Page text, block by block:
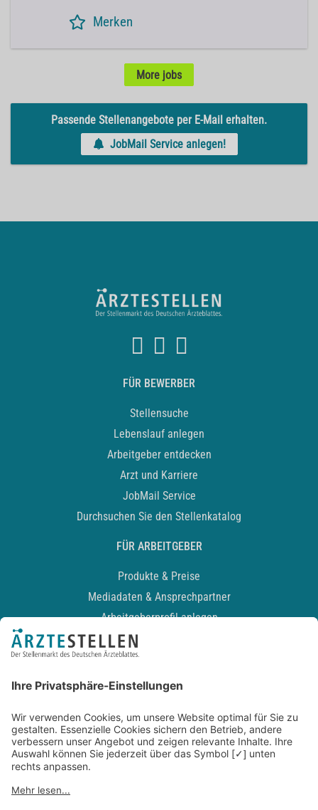
Merken
More jobs
Passende Stellenangebote per E-Mail erhalten.
JobMail Service anlegen!
FÜR BEWERBER
Stellensuche
Lebenslauf anlegen
Arbeitgeber entdecken
Arzt und Karriere
JobMail Service
Durchsuchen Sie den Stellenkatalog
FÜR ARBEITGEBER
Produkte & Preise
Mediadaten & Ansprechpartner
Arbeitgeberprofil anlegen
Recruiting-Podcast
Kontakt
Datenschutz
Newsletter